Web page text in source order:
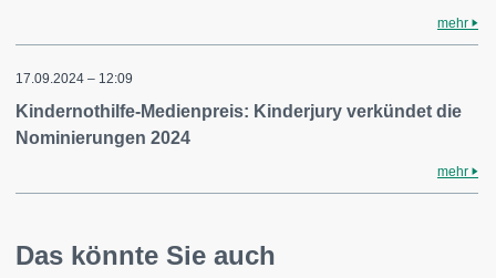
mehr
17.09.2024 – 12:09
Kindernothilfe-Medienpreis: Kinderjury verkündet die
Nominierungen 2024
mehr
Das könnte Sie auch